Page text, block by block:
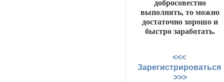
добросовестно
выполнять, то можно
достаточно хорошо и
быстро заработать.
<<<
Зарегистрироваться
>>>